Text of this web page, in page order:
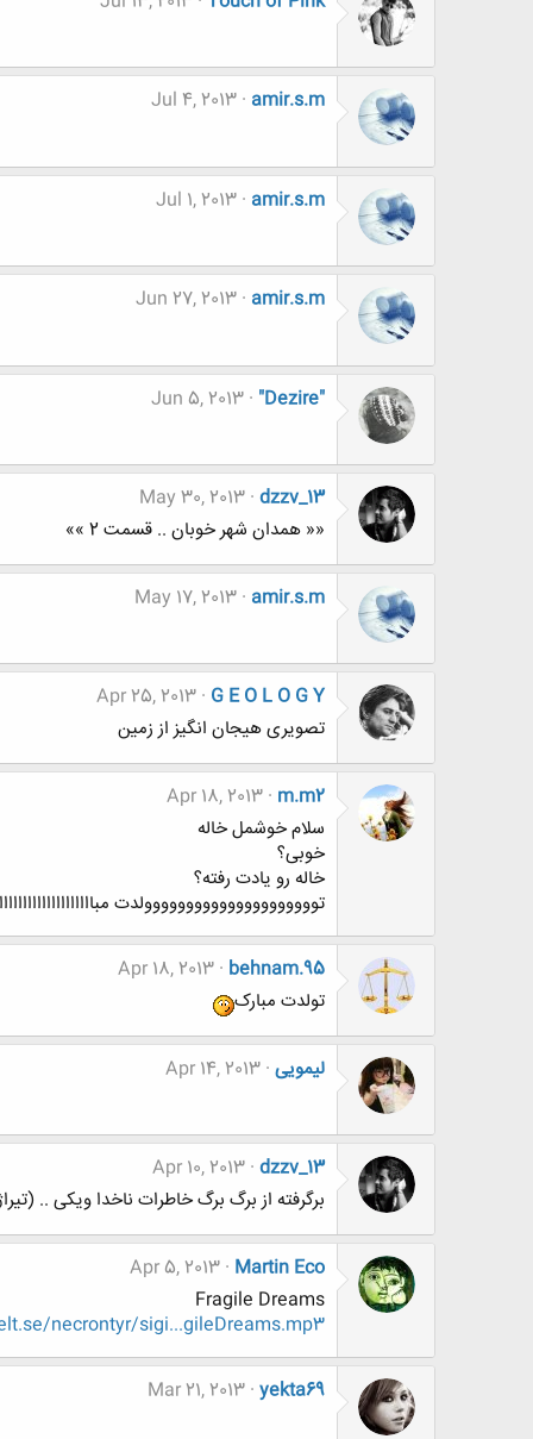
amir.s.m
Jul 4, 2013
amir.s.m
Jul 1, 2013
amir.s.m
Jun 27, 2013
"Dezire"
Jun 5, 2013
dzzv_13
May 30, 2013
«« همدان شهر خوبان .. قسمت 2 »»
amir.s.m
May 17, 2013
G E O L O G Y
Apr 25, 2013
تصویری هیجان انگیز از زمین
m.m2
Apr 18, 2013
سلام خوشمل خاله
خوبی؟
خاله رو یادت رفته؟
تووووووووووووووووووووولدت
behnam.95
Apr 18, 2013
تولدت مبارک
لیمویی Apr 14, 2013
dzzv_13
Apr 10, 2013
برگرفته از برگ برگ خاطرات ناخدا ویکی ..
Martin Eco
Apr 5, 2013
Fragile Dreams
necrontyr/sigi...gileDreams.mp3
yekta69
Mar 21, 2013